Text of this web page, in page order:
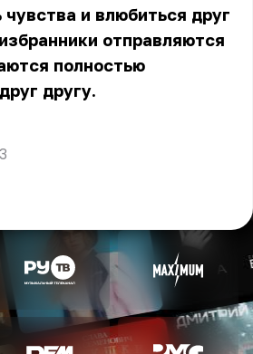
и влюбиться друг
отправляются
полностью
другу.